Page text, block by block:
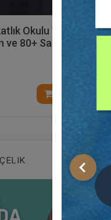
Önceki
Okulu Video Eğitim
80+ Saat